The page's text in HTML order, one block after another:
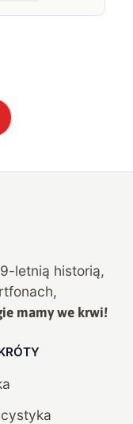
-letnią historią,
mamy we krwi!